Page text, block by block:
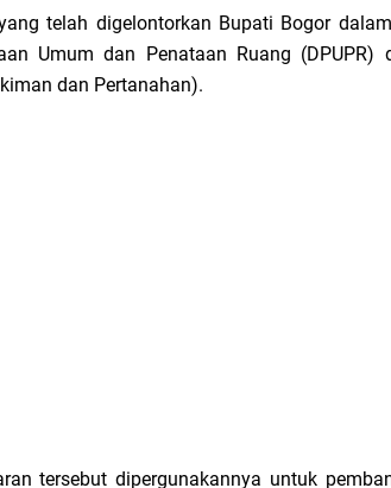
telah digelontorkan Bupati Bogor
Umum dan Penataan Ruang (DPUPR)
dan Pertanahan).
tersebut dipergunakannya untuk